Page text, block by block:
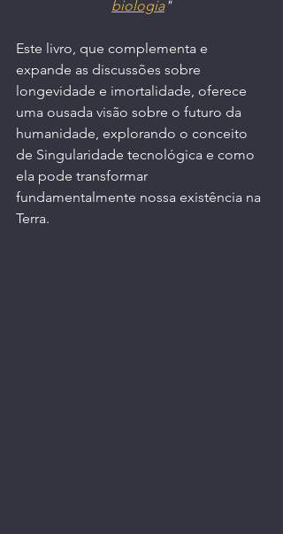
biologia"
Este livro, que complementa e
expande as discussões sobre
longevidade e imortalidade, oferece
uma ousada visão sobre o futuro da
humanidade, explorando o conceito
de Singularidade tecnológica e como
ela pode transformar
fundamentalmente nossa existência na
Terra.